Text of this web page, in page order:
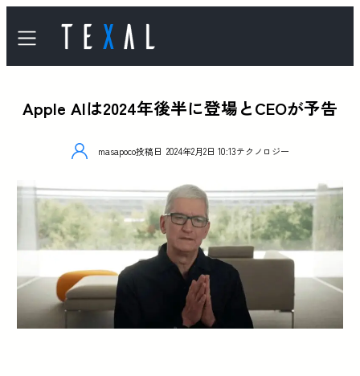
Apple AIは2024年後半に登場とCEOが予告
masapoco投稿日 2024年2月2日 10:13テクノロジー